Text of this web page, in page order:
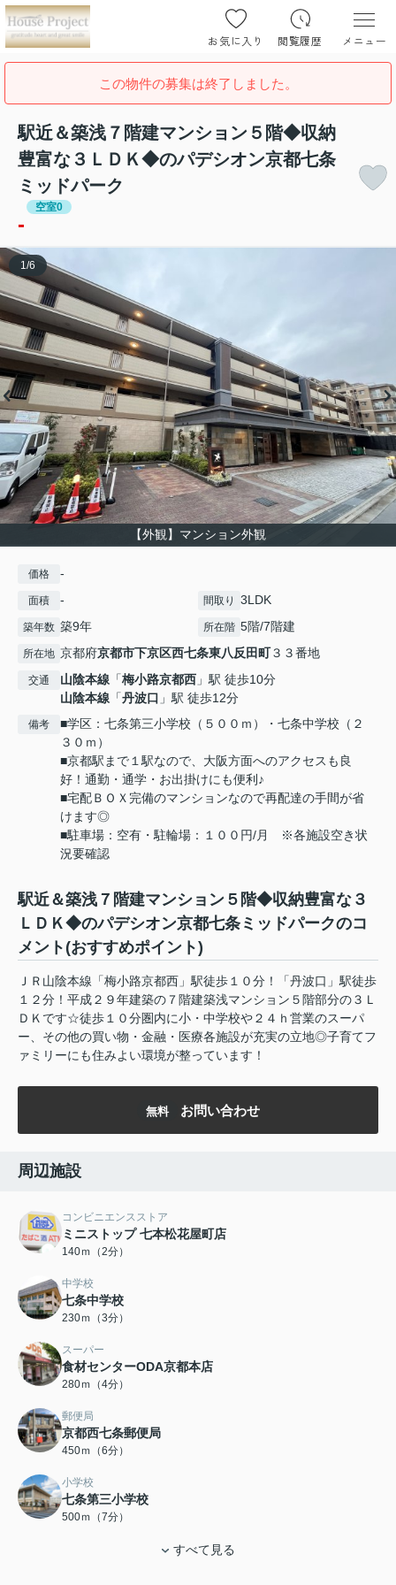
お気に入り 閲覧履歴 メニュー
この物件の募集は終了しました。
駅近＆築浅７階建マンション５階◆収納
豊富な３ＬＤＫ◆のパデシオン京都七条
ミッドパーク
空室0
-
【外観】マンション外観
1 /6
価格 -
面積 - 間取り 3LDK
築年数 築9年 所在階 5階/7階建
所在地 京都府京都市下京区西七条東八反田町３３番地
交通 山陰本線 「梅小路京都西 」駅 徒歩10分
山陰本線 「丹波口 」駅 徒歩12分
備考
■学区：七条第三小学校（５００ｍ）・七条中学校（２
３０ｍ）
■京都駅まで１駅なので、大阪方面へのアクセスも良
好！通勤・通学・お出掛けにも便利♪
■宅配ＢＯＸ完備のマンションなので再配達の手間が省
けます◎
■駐車場：空有・駐輪場：１００円/月 ※各施設空き状
況要確認
駅近＆築浅７階建マンション５階◆収納豊富な３
ＬＤＫ◆のパデシオン京都七条ミッドパークのコ
メント(おすすめポイント)
ＪＲ山陰本線「梅小路京都西」駅徒歩１０分！「丹波口」駅徒歩
１２分！平成２９年建築の７階建築浅マンション５階部分の３Ｌ
ＤＫです☆徒歩１０分圏内に小・中学校や２４ｈ営業のスーパ
ー、その他の買い物・金融・医療各施設が充実の立地◎子育てフ
ァミリーにも住みよい環境が整っています！
無料 お問い合わせ
周辺施設
コンビニエンスストア
ミニストップ 七本松花屋町店
140ｍ（2分）
中学校
七条中学校
230ｍ（3分）
スーパー
食材センターODA京都本店
280ｍ（4分）
郵便局
京都西七条郵便局
450ｍ（6分）
小学校
七条第三小学校
500ｍ（7分）
すべて見る